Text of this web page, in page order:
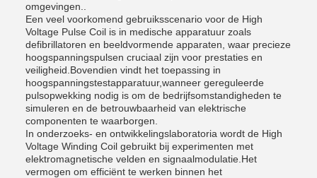
omgevingen..
Een veel voorkomend gebruiksscenario voor de High
Voltage Pulse Coil is in medische apparatuur zoals
defibrillatoren en beeldvormende apparaten, waar precieze
hoogspanningspulsen cruciaal zijn voor prestaties en
veiligheid.Bovendien vindt het toepassing in
hoogspanningstestapparatuur,wanneer gereguleerde
pulsopwekking nodig is om de bedrijfsomstandigheden te
simuleren en de betrouwbaarheid van elektrische
componenten te waarborgen.
In onderzoeks- en ontwikkelingslaboratoria wordt de High
Voltage Winding Coil gebruikt bij experimenten met
elektromagnetische velden en signaalmodulatie.Het
vermogen om efficiënt te werken binnen het